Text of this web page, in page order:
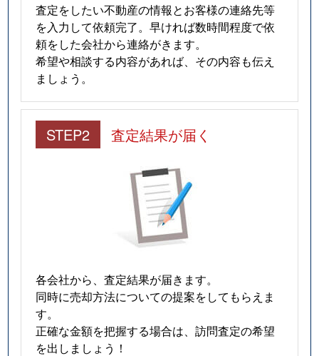
査定をしたい不動産の情報とお客様の連絡先等
を入力して依頼完了。早ければ数時間程度で依
頼をした会社から連絡がきます。
希望や相談する内容があれば、その内容も伝え
ましょう。
STEP2 査定結果が届く
各会社から、査定結果が届きます。
同時に売却方法についての提案をしてもらえま
す。
正確な金額を把握する場合は、訪問査定の希望
を出しましょう！